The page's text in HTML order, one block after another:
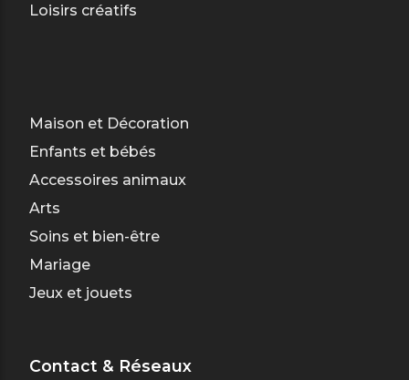
Loisirs créatifs
Maison et Décoration
Enfants et bébés
Accessoires animaux
Arts
Soins et bien-être
Mariage
Jeux et jouets
Contact & Réseaux